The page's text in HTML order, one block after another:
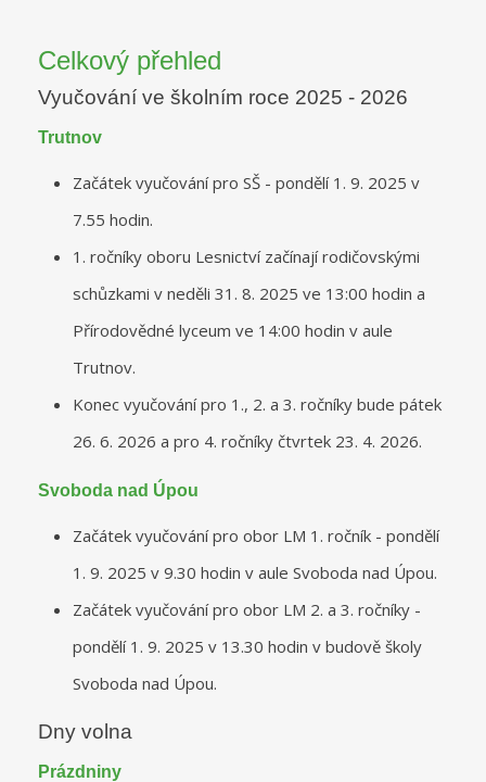
Celkový přehled
Vyučování ve školním roce 2025 - 2026
Trutnov
Začátek vyučování pro SŠ - pondělí 1. 9. 2025 v
7.55 hodin.
1. ročníky oboru Lesnictví začínají rodičovskými
schůzkami v neděli 31. 8. 2025 ve 13:00 hodin a
Přírodovědné lyceum ve 14:00 hodin v aule
Trutnov.
Konec vyučování pro 1., 2. a 3. ročníky bude pátek
26. 6. 2026 a pro 4. ročníky čtvrtek 23. 4. 2026.
Svoboda nad Úpou
Začátek vyučování pro obor LM 1. ročník - pondělí
1. 9. 2025 v 9.30 hodin v aule Svoboda nad Úpou.
Začátek vyučování pro obor LM 2. a 3. ročníky -
pondělí 1. 9. 2025 v 13.30 hodin v budově školy
Svoboda nad Úpou.
Dny volna
Prázdniny